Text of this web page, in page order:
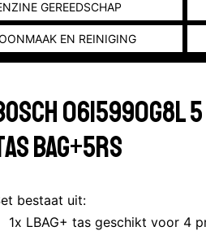
GEREEDSCHAP
EN REINIGING
0615990G8L
Bag+5RS
bestaat uit:
1x LBAG+ tas geschikt voor 4